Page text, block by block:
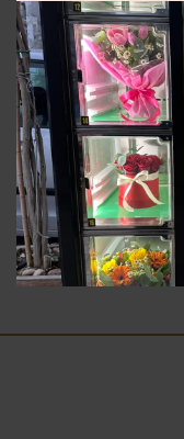
Ηλίανθος
3.00€